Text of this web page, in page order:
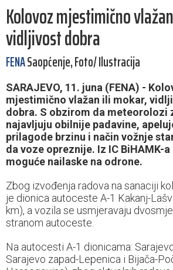
Kolovoz mjestimično
vidljivost dobra
FENASaopćenje, Foto/ Ilustracija
SARAJEVO, 11. juna (FENA) -
mjestimično vlažan ili mokar,
dobra. S obzirom da meteorolozi
najavljuju obilnije padavine,
prilagode brzinu i način vožnje
da voze opreznije. Iz IC BiHAMK-
moguće nailaske na odrone.
Zbog izvođenja radova na sanaciji
je dionica autoceste A-1 Kakanj-
km), a vozila se usmjeravaju
stranom autoceste.
Na autocesti A-1 dionicama:
Sarajevo zapad-Lepenica i Bijača-